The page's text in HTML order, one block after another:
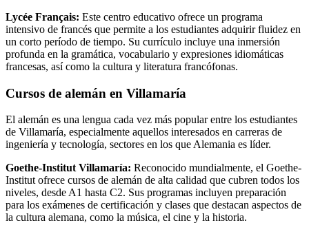
Lycée Français: Este centro educativo ofrece un programa
intensivo de francés que permite a los estudiantes adquirir fluidez en
un corto período de tiempo. Su currículo incluye una inmersión
profunda en la gramática, vocabulario y expresiones idiomáticas
francesas, así como la cultura y literatura francófonas.
Cursos de alemán en Villamaría
El alemán es una lengua cada vez más popular entre los estudiantes
de Villamaría, especialmente aquellos interesados en carreras de
ingeniería y tecnología, sectores en los que Alemania es líder.
Goethe-Institut Villamaría: Reconocido mundialmente, el Goethe-
Institut ofrece cursos de alemán de alta calidad que cubren todos los
niveles, desde A1 hasta C2. Sus programas incluyen preparación
para los exámenes de certificación y clases que destacan aspectos de
la cultura alemana, como la música, el cine y la historia.